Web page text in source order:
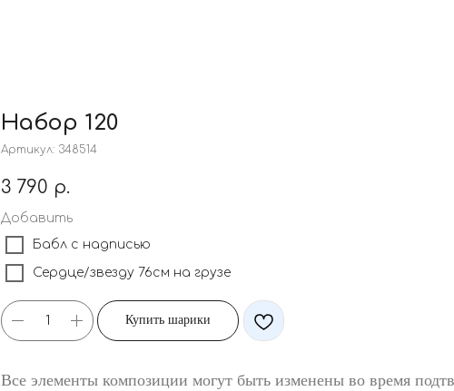
Набор 120
Артикул: 348514
3 790 р.
Добавить
Бабл с надписью
Сердце/звезду 76см на грузе
Купить шарики
Все элементы композиции могут быть изменены во время